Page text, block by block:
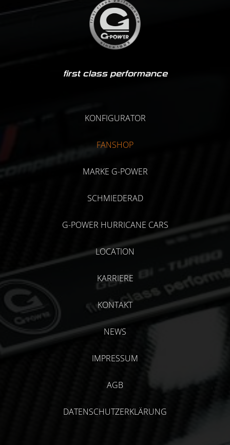
first class performance
KONFIGURATOR
FANSHOP
MARKE G-POWER
SCHMIEDERAD
G-POWER HURRICANE CARS
LOCATION
KARRIERE
KONTAKT
NEWS
IMPRESSUM
AGB
DATENSCHUTZERKLÄRUNG